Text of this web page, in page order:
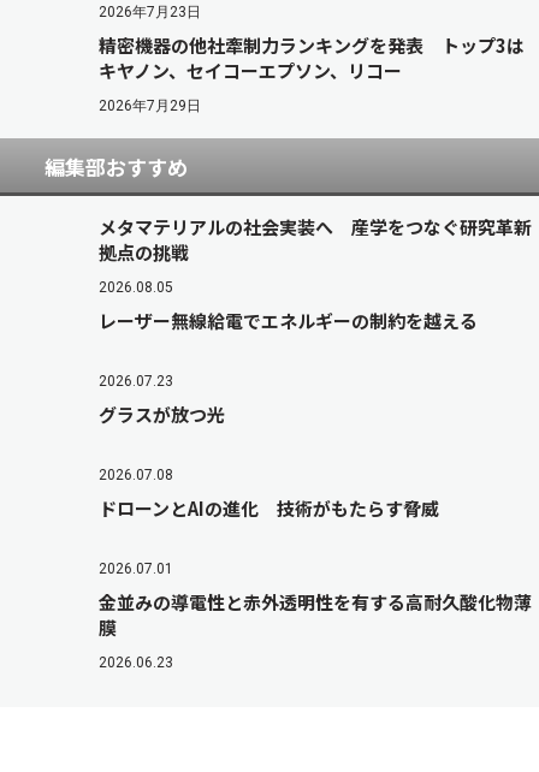
2026年7月23日
精密機器の他社牽制力ランキングを発表 トップ3は
キヤノン、セイコーエプソン、リコー
2026年7月29日
編集部おすすめ
メタマテリアルの社会実装へ 産学をつなぐ研究革新
拠点の挑戦
2026.08.05
レーザー無線給電でエネルギーの制約を越える
2026.07.23
グラスが放つ光
2026.07.08
ドローンとAIの進化 技術がもたらす脅威
2026.07.01
金並みの導電性と赤外透明性を有する高耐久酸化物薄
膜
2026.06.23